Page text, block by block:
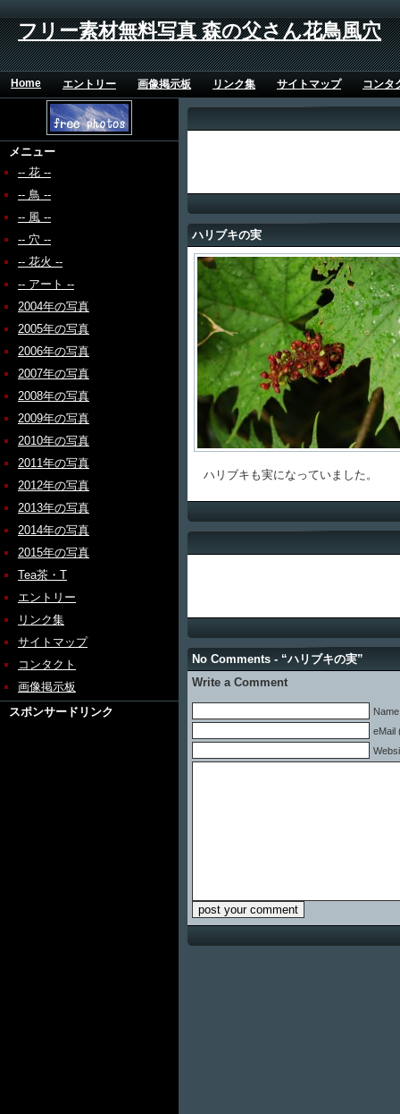
フリー素材無料写真 森の父さん花鳥風穴
Home エントリー 画像掲示板 リンク集 サイトマップ コンタ
メニュー
-- 花 --
-- 鳥 --
-- 風 --
-- 穴 --
-- 花火 --
-- アート --
2004年の写真
2005年の写真
2006年の写真
2007年の写真
2008年の写真
2009年の写真
2010年の写真
2011年の写真
2012年の写真
2013年の写真
2014年の写真
2015年の写真
Tea茶・T
エントリー
リンク集
サイトマップ
コンタクト
画像掲示板
スポンサードリンク
ハリブキの実
ハリブキも実になっていました。
No Comments - “ハリブキの実”
Write a Comment
eMail